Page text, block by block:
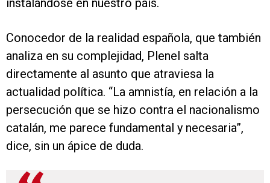
instalándose en nuestro país.
Conocedor de la realidad española, que también
analiza en su complejidad, Plenel salta
directamente al asunto que atraviesa la
actualidad política. “La amnistía, en relación a la
persecución que se hizo contra el nacionalismo
catalán, me parece fundamental y necesaria”,
dice, sin un ápice de duda.